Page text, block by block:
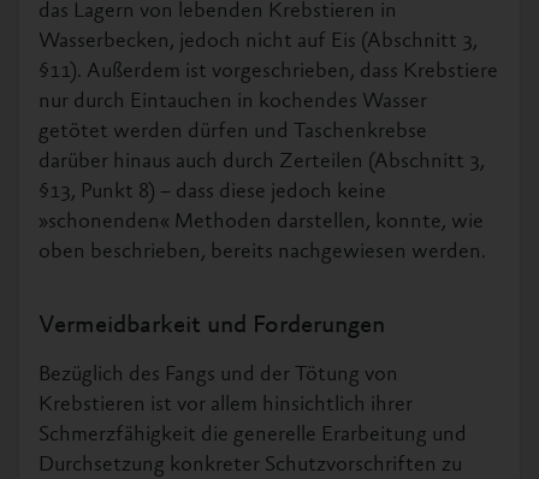
das Lagern von lebenden Krebstieren in
Wasserbecken, jedoch nicht auf Eis (Abschnitt 3,
§11). Außerdem ist vorgeschrieben, dass Krebstiere
nur durch Eintauchen in kochendes Wasser
getötet werden dürfen und Taschenkrebse
darüber hinaus auch durch Zerteilen (Abschnitt 3,
§13, Punkt 8) – dass diese jedoch keine
»schonenden« Methoden darstellen, konnte, wie
oben beschrieben, bereits nachgewiesen werden.
Vermeidbarkeit und Forderungen
Bezüglich des Fangs und der Tötung von
Krebstieren ist vor allem hinsichtlich ihrer
Schmerzfähigkeit die generelle Erarbeitung und
Durchsetzung konkreter Schutzvorschriften zu